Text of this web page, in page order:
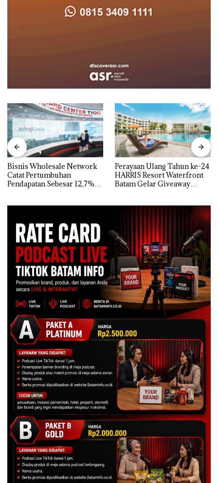
Bisnis Wholesale Network
Catat Pertumbuhan
Pendapatan Sebesar 12,7%
Perayaan Ulang Tahun ke-24
HARRIS Resort Waterfront
Batam Gelar Giveaway